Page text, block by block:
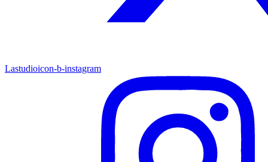
Lastudioicon-b-instagram